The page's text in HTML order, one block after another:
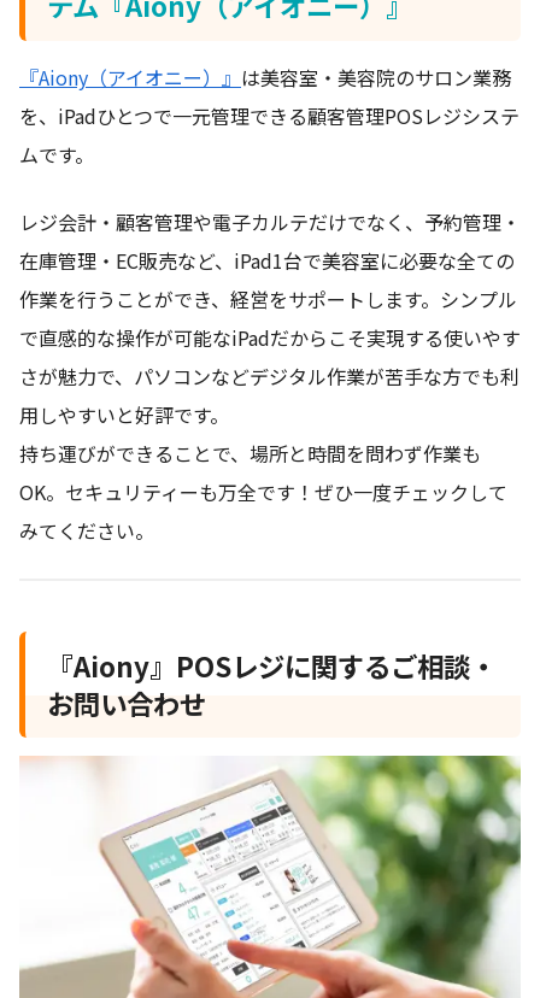
『Aiony（アイオニー）』 は美容室・美容院のサロン業務
を、iPadひとつで一元管理できる顧客管理POSレジシステ
ムです。
レジ会計・顧客管理や電子カルテだけでなく、予約管理・
在庫管理・EC販売など、iPad1台で美容室に必要な全ての
作業を行うことができ、経営をサポートします。シンプル
で直感的な操作が可能なiPadだからこそ実現する使いやす
さが魅力で、パソコンなどデジタル作業が苦手な方でも利
用しやすいと好評です。
持ち運びができることで、場所と時間を問わず作業も
OK。セキュリティーも万全です！ぜひ一度チェックして
みてください。
『Aiony』POSレジに関するご相談・
お問い合わせ